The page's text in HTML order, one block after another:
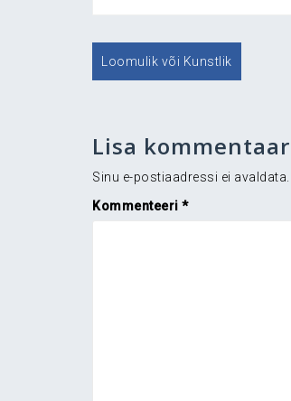
Navigeerimine
Loomulik või Kunstlik
Lisa kommentaar
Sinu e-postiaadressi ei avaldata.
Kommenteeri *